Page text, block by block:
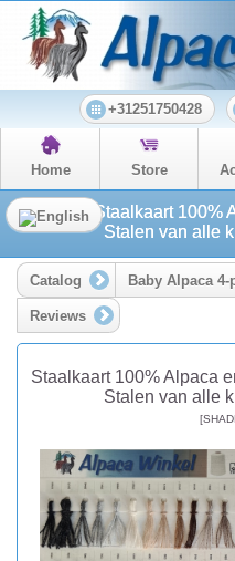
+31251750428
Home Store
Stalen van alle
Catalog Baby Alpaca 4-
Reviews
Staalkaart 100% Alpaca
Stalen van alle